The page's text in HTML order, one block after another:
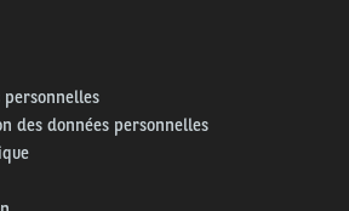
personnelles
des données personnelles